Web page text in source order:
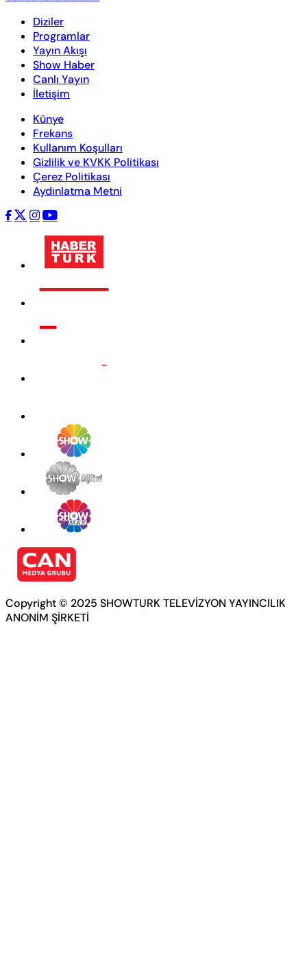
Diziler
Programlar
Yayın Akışı
Show Haber
Canlı Yayın
İletişim
Künye
Frekans
Kullanım Koşulları
Gizlilik ve KVKK Politikası
Çerez Politikası
Aydınlatma Metni
Copyright © 2025 SHOWTURK TELEVİZYON YAYINCILIK
ANONİM ŞİRKETİ